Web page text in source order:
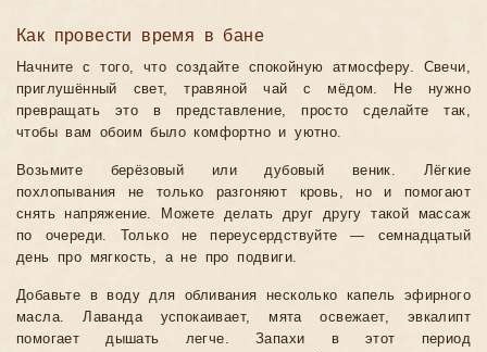
Как провести время в бане
Начните с того, что создайте спокойную атмосферу. Свечи,
приглушённый свет, травяной чай с мёдом. Не нужно
превращать это в представление, просто сделайте так,
чтобы вам обоим было комфортно и уютно.
Возьмите берёзовый или дубовый веник. Лёгкие
похлопывания не только разгоняют кровь, но и помогают
снять напряжение. Можете делать друг другу такой массаж
по очереди. Только не переусердствуйте — семнадцатый
день про мягкость, а не про подвиги.
Добавьте в воду для обливания несколько капель эфирного
масла. Лаванда успокаивает, мята освежает, эвкалипт
помогает дышать легче. Запахи в этот период